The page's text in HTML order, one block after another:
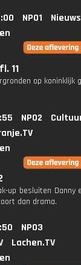
NPO1
11
op koninklijk
NPO2
up besluiten Danny
dan drama.
NPO3
Lachen.TV